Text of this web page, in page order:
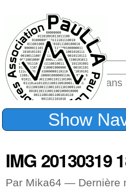
Chercher par
Seulement
Recherche
Show
IMG 20130319
Par Mika64 — Dernière